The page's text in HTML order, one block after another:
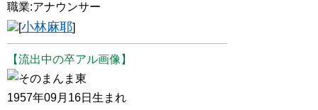
職業:アナウンサー
[小林麻耶]
【流出中の卒アル画像】
そのまんま東
1957年09月16日生まれ